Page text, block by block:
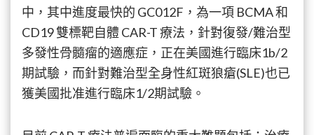
中，其中進度最快的 GC012F，為一項 BCMA 和
CD19 雙標靶自體 CAR-T 療法，針對復發/難治型
多發性骨髓瘤的適應症，正在美國進行臨床1b/2
期試驗，而針對難治型全身性紅斑狼瘡(SLE)也已
獲美國批准進行臨床1/2期試驗。